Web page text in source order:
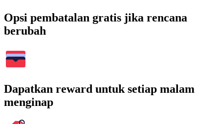
Opsi pembatalan gratis jika rencana
berubah
Dapatkan reward untuk setiap malam
menginap